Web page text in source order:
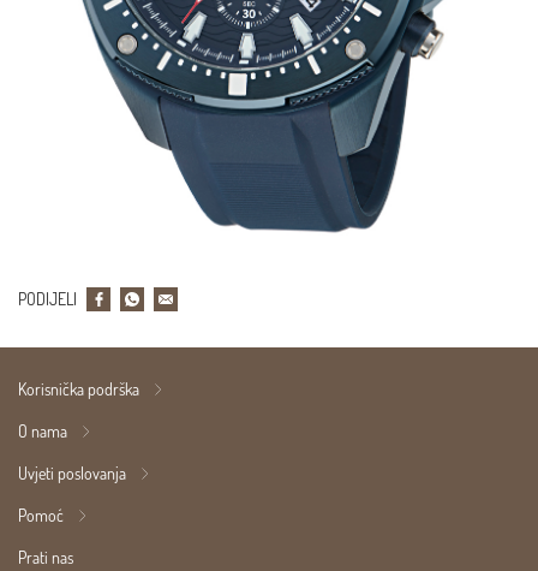
PODIJELI
Korisnička podrška
O nama
Uvjeti poslovanja
Pomoć
Prati nas